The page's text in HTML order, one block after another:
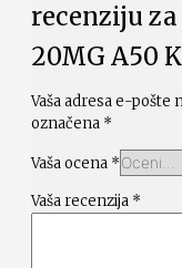
recenziju za
20MG A50
Vaša adresa e-pošte
označena *
Vaša ocena *
Vaša recenzija *